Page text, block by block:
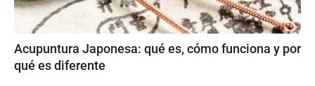
Acupuntura Japonesa: qué es, cómo funciona y por
qué es diferente